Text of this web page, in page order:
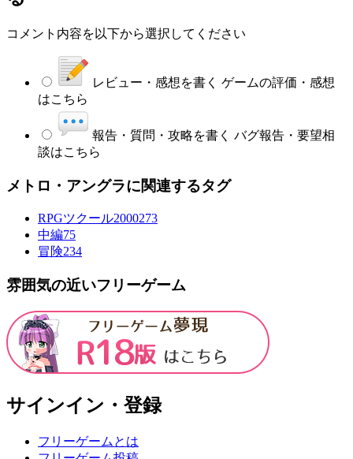
コメント内容を以下から選択してください
レビュー・感想を書く ゲームの評価・感想
はこちら
報告・質問・攻略を書く バグ報告・要望相
談はこちら
メトロ・アングラに関連するタグ
RPGツクール2000273
中編75
冒険234
雰囲気の近いフリーゲーム
サインイン・登録
フリーゲームとは